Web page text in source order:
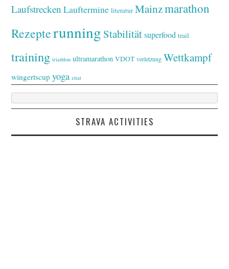
Laufstrecken Lauftermine literatur Mainzmarathon
Rezepterunning Stabilität superfood trail
training triathlon ultramarathon VDOT verletzung Wettkampf
wingertscup yoga zitat
STRAVA ACTIVITIES